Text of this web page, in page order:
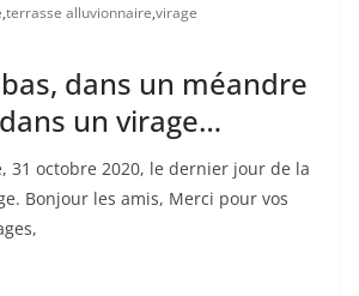
,terrasse alluvionnaire,virage
bas, dans un méandre
un virage…
31 octobre 2020, le dernier jour de la
Bonjour les amis, Merci pour vos